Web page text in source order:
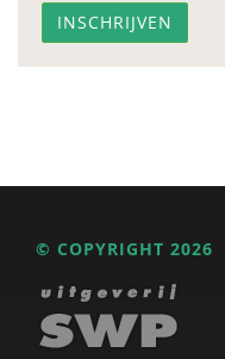
© COPYRIGHT 2026